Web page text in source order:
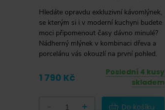
Hledáte opravdu exkluzivní kávomlýnek,
se kterým si i v moderní kuchyni budete
moci připomenout časy dávno minulé?
Nádherný mlýnek v kombinaci dřeva a
porcelánu vás okouzlí na první pohled.
1 790 Kč
Poslední 4 kusy
skladem
+ Do košíku